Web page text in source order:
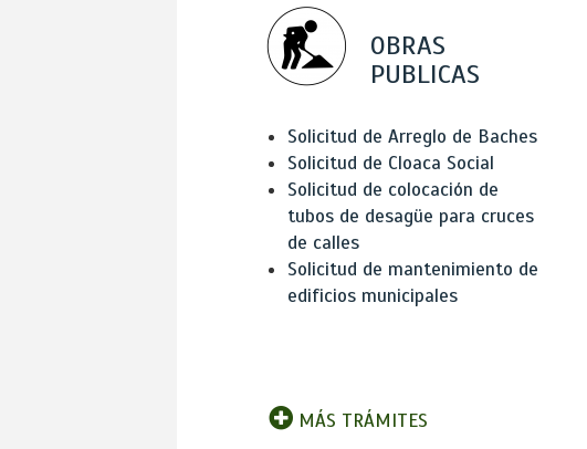
OBRAS
PUBLICAS
Solicitud de Arreglo de Baches
Solicitud de Cloaca Social
Solicitud de colocación de
tubos de desagüe para cruces
de calles
Solicitud de mantenimiento de
edificios municipales
MÁS TRÁMITES